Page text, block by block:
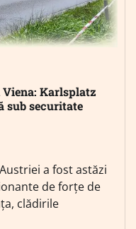
Karlsplatz
sub securitate
a fost astăzi
de forțe de
clădirile